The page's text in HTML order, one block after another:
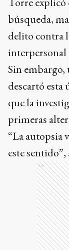
búsqueda,
delito contra
interpersonal
Sin embargo,
descartó
que la
primeras
“La autopsia
este
Ads